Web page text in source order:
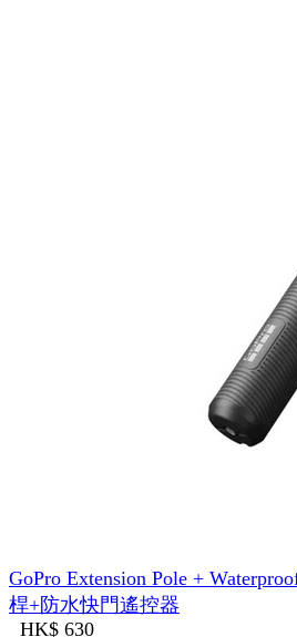
GoPro Extension Pole +
桿+防水快門遙控器
HK$ 630